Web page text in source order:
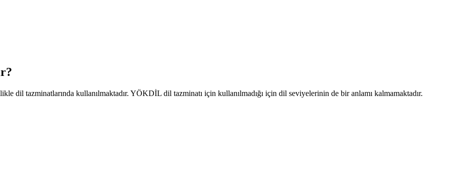
dil tazminatlarında kullanılmaktadır. YÖKDİL dil tazminatı için kullanılmadığı için dil seviyelerinin de bir anlamı kalmamaktadır.